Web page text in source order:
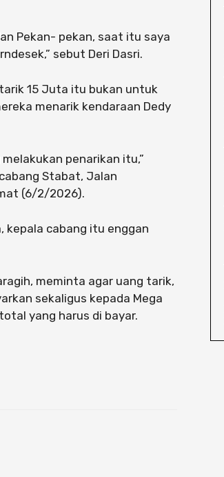
Pekan- pekan, saat itu saya
sebut Deri Dasri.
15 Juta itu bukan untuk
menarik kendaraan Dedy
penarikan itu,”
Stabat, Jalan
(6/2/2026).
kepala cabang itu enggan
meminta agar uang tarik,
sekaligus kepada Mega
yang harus di bayar.